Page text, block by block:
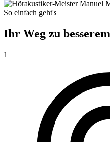
So einfach geht's
Ihr Weg zu besserem
1